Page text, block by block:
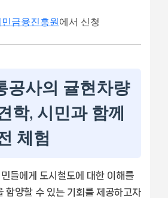
금융진흥원 에서 신청
공사의 귤현차량
학, 시민과 함께
체험
들에게 도시철도에 대한 이해를
함양할 수 있는 기회를 제공하고자